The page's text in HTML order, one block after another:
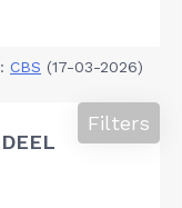
CBS (17-03-2026)
Filters